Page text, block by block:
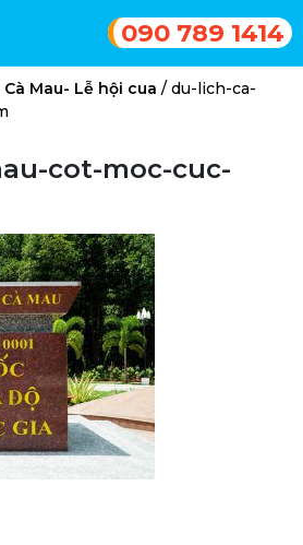
090 789 1414
Mau- Lễ hội cua / du-lich-ca-
cot-moc-cuc-